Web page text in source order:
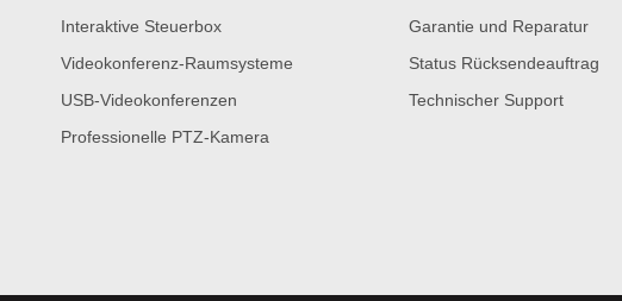
Interaktive Steuerbox
Videokonferenz-Raumsysteme
USB-Videokonferenzen
Professionelle PTZ-Kamera
Garantie und Reparatur
Status Rücksendeauftrag
Technischer Support